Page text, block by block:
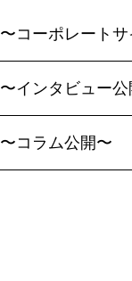
〜コーポレート
〜インタビュー公
〜コラム公開〜